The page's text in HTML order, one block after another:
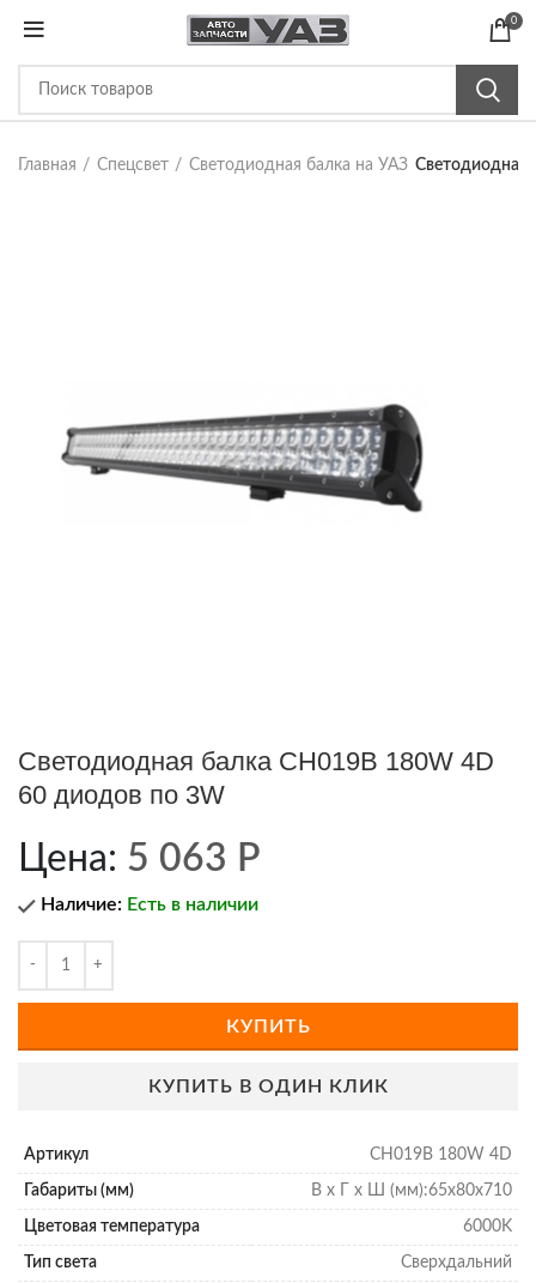
0
Главная Спецсвет Светодиодная балка на УАЗ Светодиодная
Светодиодная балка CH019B 180W 4D
60 диодов по 3W
Цена: 5 063 Р
Наличие: Есть в наличии
КУПИТЬ
КУПИТЬ В ОДИН КЛИК
Артикул CH019B 180W 4D
Габариты (мм) В х Г х Ш (мм):65х80х710
Цветовая температура 6000K
Тип света Сверхдальний